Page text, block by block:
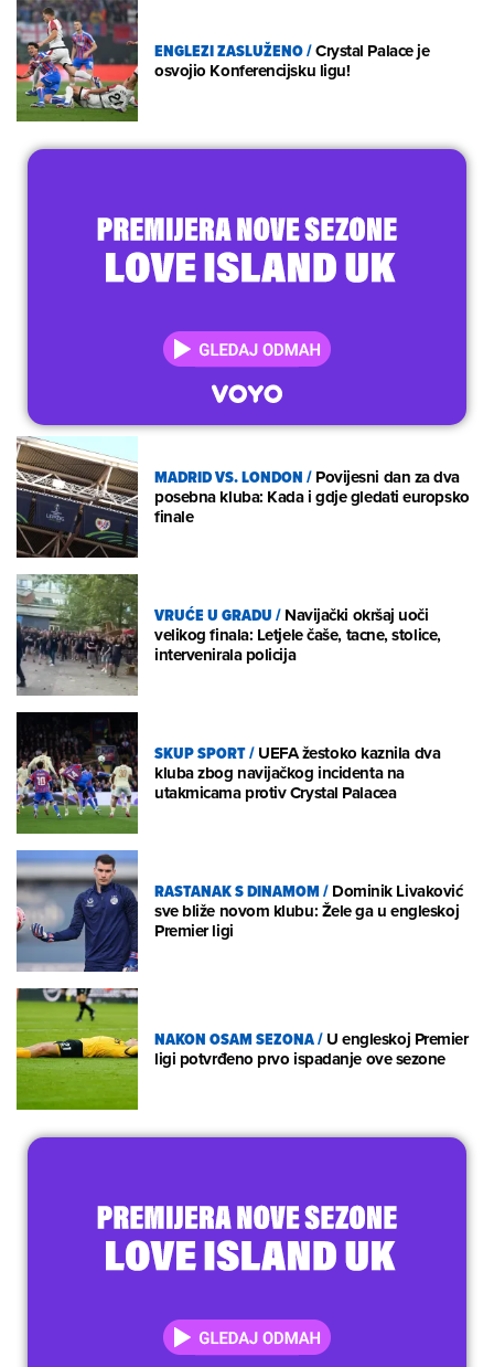
ENGLEZI ZASLUŽENO/Crystal Palace je
osvojio Konferencijsku ligu!
MADRID VS. LONDON/Povijesni dan za dva
posebna kluba: Kada i gdje gledati europsko
finale
VRUĆE U GRADU/Navijački okršaj uoči
velikog finala: Letjele čaše, tacne, stolice,
intervenirala policija
SKUP SPORT/UEFA žestoko kaznila dva
kluba zbog navijačkog incidenta na
utakmicama protiv Crystal Palacea
RASTANAK S DINAMOM/Dominik Livaković
sve bliže novom klubu: Žele ga u engleskoj
Premier ligi
NAKON OSAM SEZONA/U engleskoj Premier
ligi potvrđeno prvo ispadanje ove sezone